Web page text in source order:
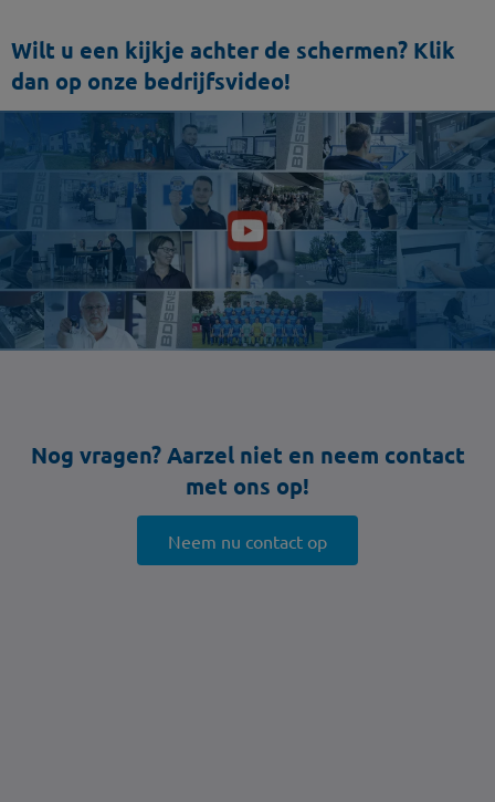
Wilt u een kijkje achter de schermen? Klik
dan op onze bedrijfsvideo!
Nog vragen? Aarzel niet en neem contact
met ons op!
Neem nu contact op